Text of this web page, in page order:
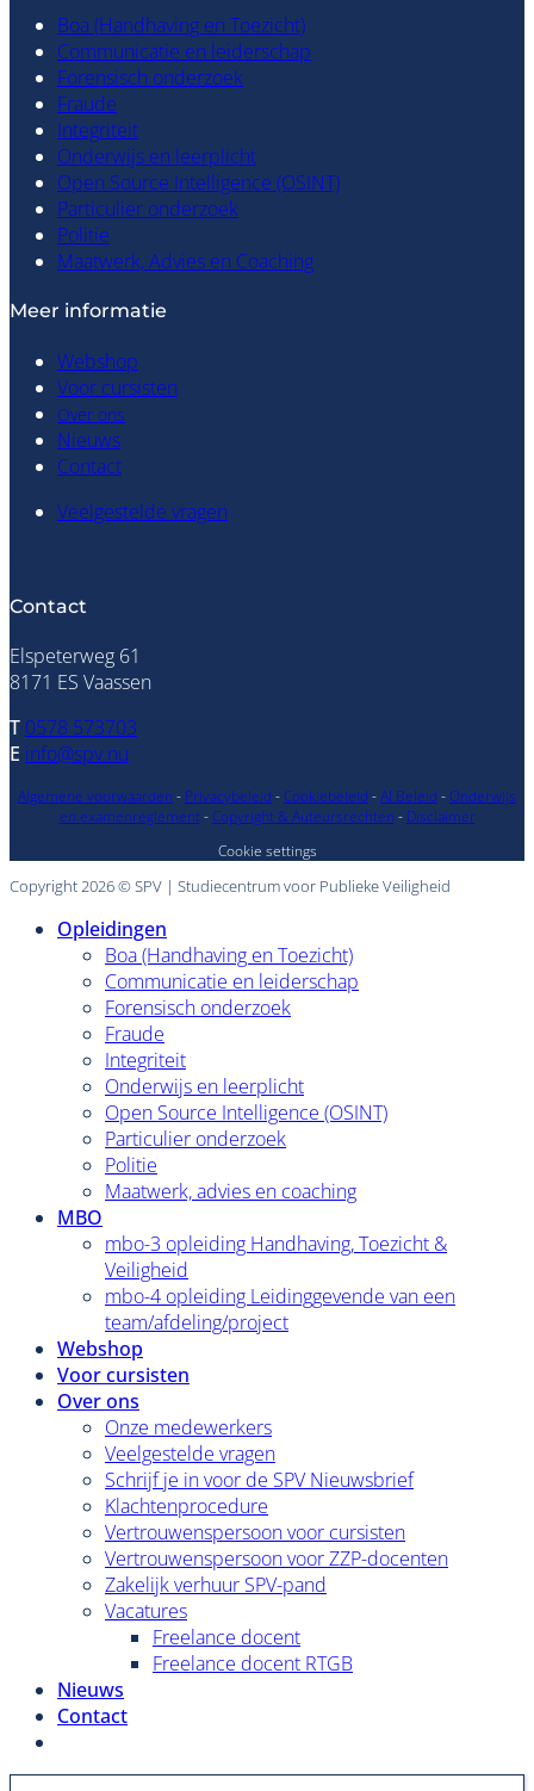
Boa (Handhaving en Toezicht)
Communicatie en leiderschap
Forensisch onderzoek
Fraude
Integriteit
Onderwijs en leerplicht
Open Source Intelligence (OSINT)
Particulier onderzoek
Politie
Maatwerk, Advies en Coaching
Meer informatie
Webshop
Voor cursisten
Over ons
Nieuws
Contact
Veelgestelde vragen
Contact
Elspeterweg 61
8171 ES Vaassen
T 0578 573703
E info@spv.nu
Algemene voorwaarden - Privacybeleid -Cookiebeleid -AI Beleid -Onderwijs
en examenreglement-Copyright & Auteursrechten - Disclaimer
Cookie settings
Copyright 2026 © SPV | Studiecentrum voor Publieke Veiligheid
Opleidingen
Boa (Handhaving en Toezicht)
Communicatie en leiderschap
Forensisch onderzoek
Fraude
Integriteit
Onderwijs en leerplicht
Open Source Intelligence (OSINT)
Particulier onderzoek
Politie
Maatwerk, advies en coaching
MBO
mbo-3 opleiding Handhaving, Toezicht &
Veiligheid
mbo-4 opleiding Leidinggevende van een
team/afdeling/project
Webshop
Voor cursisten
Over ons
Onze medewerkers
Veelgestelde vragen
Schrijf je in voor de SPV Nieuwsbrief
Klachtenprocedure
Vertrouwenspersoon voor cursisten
Vertrouwenspersoon voor ZZP-docenten
Zakelijk verhuur SPV-pand
Vacatures
Freelance docent
Freelance docent RTGB
Nieuws
Contact